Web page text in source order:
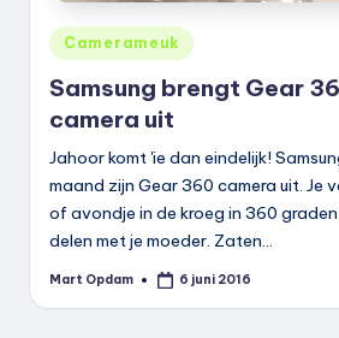
Geplaatst
in
Camerameuk
Samsung brengt Gear
camera uit
Jahoor komt 'ie dan eindelijk!
maand zijn Gear 360 camera uit. Je
of avondje in de kroeg in 360
delen met je moeder. Zaten…
Geplaatst
Mart Opdam 6 juni 2016